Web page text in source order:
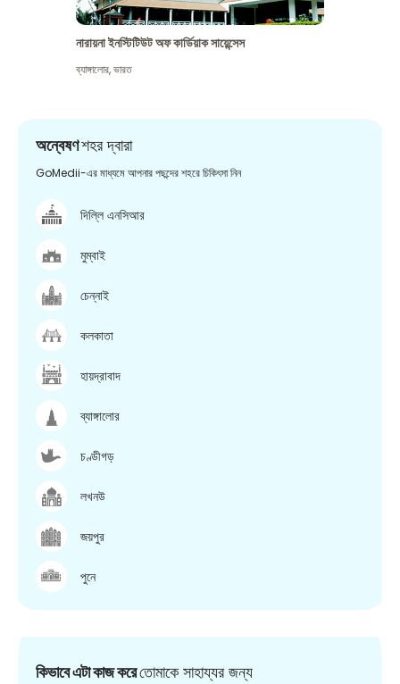
নারায়না ইনস্টিটিউট অফ কার্ডিয়াক সায়েন্সেস
ব্যাঙ্গালোর,ভারত
অন্বেষণশহর দ্বারা
GoMedii-এর মাধ্যমে আপনার পছন্দের শহরে চিকিৎসা নিন
দিল্লি এনসিআর
মুম্বাই
চেন্নাই
কলকাতা
হায়দ্রাবাদ
ব্যাঙ্গালোর
চণ্ডীগড়
লখনউ
জয়পুর
পুনে
কিভাবে এটা কাজ করেতোমাকে সাহায্যর জন্য